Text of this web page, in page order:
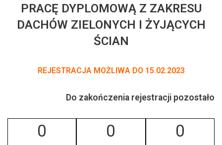
PRACĘ DYPLOMOWĄ Z ZAKRESU
DACHÓW ZIELONYCH I ŻYJĄCYCH
ŚCIAN
REJESTRACJA MOŻLIWA DO 15.02.2023
Do zakończenia rejestracji pozostało
0 0 0